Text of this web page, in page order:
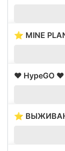
❤️ HypeGO ❤️